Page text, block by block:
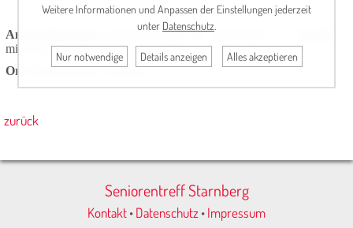
Ansprechpartner: Karl-Heinz Weber, Tel.: 08151/4187
mittwochs, 14.00 Uhr
Ort
: Seniorentreff, Cafeteria
zurück
Seniorentreff Starnberg
Kontakt•Datenschutz•Impressum
Weitere Informationen und Anpassen der Einstellungen jederzeit
unter Datenschutz
Nur notwendige Details anzeigen Alles akzeptieren